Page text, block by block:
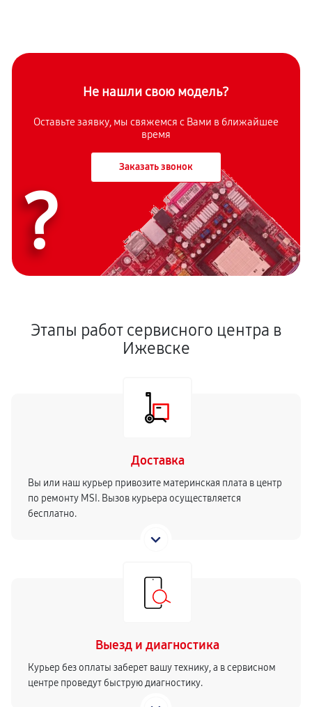
Не нашли свою модель?
Оставьте заявку, мы свяжемся с Вами в ближайшее
время
Заказать звонок
?
Этапы работ сервисного центра в
Ижевске
Доставка
Вы или наш курьер привозите материнская плата в центр
по ремонту MSI. Вызов курьера осуществляется
бесплатно.
Выезд и диагностика
Курьер без оплаты заберет вашу технику, а в сервисном
центре проведут быструю диагностику.